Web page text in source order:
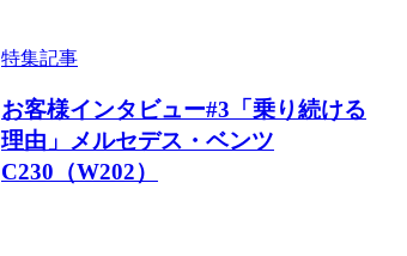
特集記事
お客様インタビュー#3「乗り続ける
理由」メルセデス・ベンツ
C230（W202）